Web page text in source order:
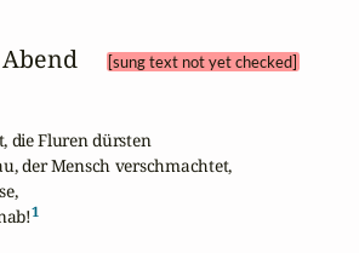
Abend [sung text not yet checked]
die Fluren dürsten
der Mensch verschmachtet,
1